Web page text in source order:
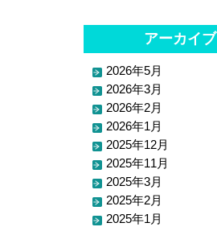
アーカイブ
2026年5月
2026年3月
2026年2月
2026年1月
2025年12月
2025年11月
2025年3月
2025年2月
2025年1月